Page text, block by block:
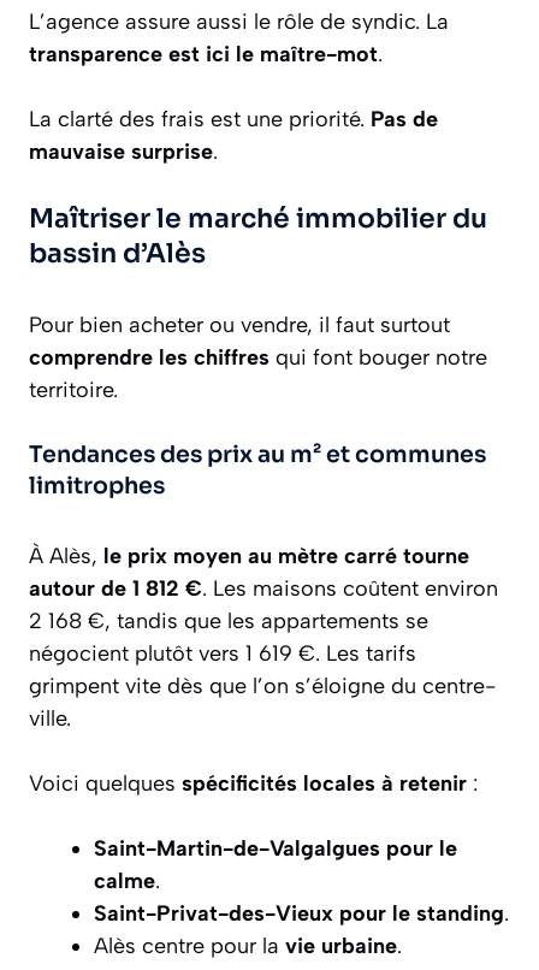
L’agence assure aussi le rôle de syndic. La
transparence est ici le maître-mot.
La clarté des frais est une priorité. Pas de
mauvaise surprise.
Maîtriser le marché immobilier du
bassin d’Alès
Pour bien acheter ou vendre, il faut surtout
comprendre les chiffres qui font bouger notre
territoire.
Tendances des prix au m² et communes
limitrophes
À Alès, le prix moyen au mètre carré tourne
autour de 1 812 €. Les maisons coûtent environ
2 168 €, tandis que les appartements se
négocient plutôt vers 1 619 €. Les tarifs
grimpent vite dès que l’on s’éloigne du centre-
ville.
Voici quelques spécificités locales à retenir :
Saint-Martin-de-Valgalgues pour le
calme.
Saint-Privat-des-Vieux pour le standing.
Alès centre pour la vie urbaine.